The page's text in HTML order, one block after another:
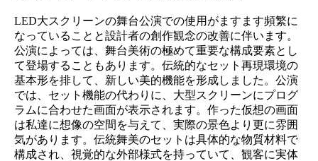
LED大スクリーンの舞台公演での使用がますます頻繁に
なっていることと設計者の創作観念の改善に伴います。
公演によっては、舞台美術の極めて重要な構成要素とし
て登場することもあります。伝統的なセット再現環境の
基本形を排して、新しい美的機能を形成しました。公演
では、セット機能の代わりに、大型スクリーンにプログ
ラムに合わせた画面が表示されます。作った仮想の画面
は私達に想像の空間を与えて、実際の景色より更に雰囲
気があります。伝統舞美のセットは具体的な物質材料で
構成され、視覚的な外部様式を持っていて、観客に実体